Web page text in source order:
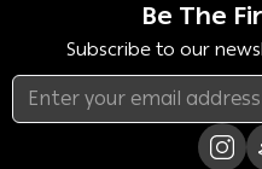
Be The
Subscribe to our